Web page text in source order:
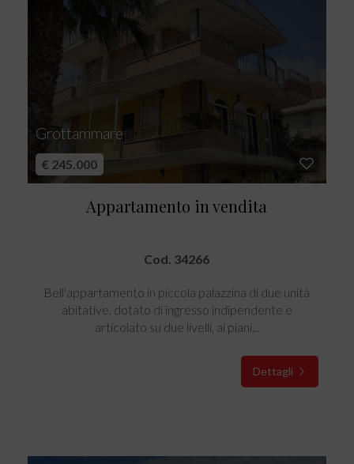
Grottammare
€ 245.000
Appartamento in vendita
Cod. 34266
Bell'appartamento in piccola palazzina di due unità
abitative, dotato di ingresso indipendente e
articolato su due livelli, ai piani...
Dettagli